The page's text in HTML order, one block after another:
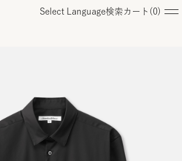
Select Language検索 カート( 0)